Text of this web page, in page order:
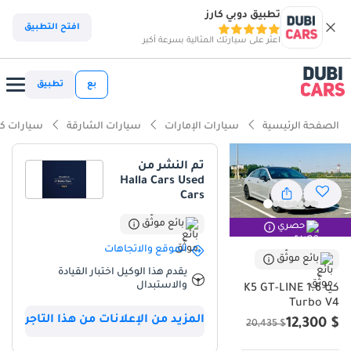
تطبيق دوبي كارز
اعثر على سيارتك المثالية بسرعة أكبر
افتح التطبيق
بع تطبيق
الصفحة الرئيسية سيارات الإمارات سيارات الشارقة سيارات
حصري
بائع موثّق
كيا K5 GT-LINE 1.6
Turbo V4
$ 12,300
$ 20,435
تم النشر من
Halla Cars Used
Cars
بائع موثّق
الموقع والاتجاهات
يقدم هذا الوكيل اختبار القيادة
والاستبدال
المزيد من الإعلانات من هذا التاجر
ذكاء دوبي كارز
ذكاء دوبيكارز
تصنيف أمان 5 نجوم من NCAP
نظام صوتي فاخر قياسي
ملخص
تعتبر هذه السيارة فرصة استثنائية في سوق السيارات المستعملة بدول
الخليج، حيث تجمع بين التصميم الرياضي العدواني والكفاءة العالية في
استهلاك الوقود. بفضل المسافة المقطوعة القليلة جداً مقارنة بعمرها،